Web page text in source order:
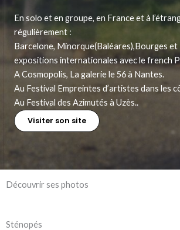
En solo et en groupe, en France et à
régulièrement :
Barcelone, Minorque(Baléares),Bourges et
expositions internationales avec le french
A Cosmopolis, La galerie le 56 à Nantes.
Au Festival Empreintes d’artistes dans les
Au Festival des Azimutés à Uzès..
Visiter son site
Découvrir ses photos
Sténopés